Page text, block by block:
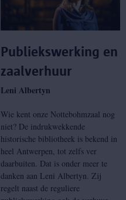
Publiekswerking en
zaalverhuur
Leni Albertyn
Wie kent onze Nottebohmzaal nog
niet? De indrukwekkende
historische bibliotheek is bekend in
heel Antwerpen, tot zelfs ver
daarbuiten. Dat is onder meer te
danken aan Leni Albertyn. Zij
regelt naast de reguliere